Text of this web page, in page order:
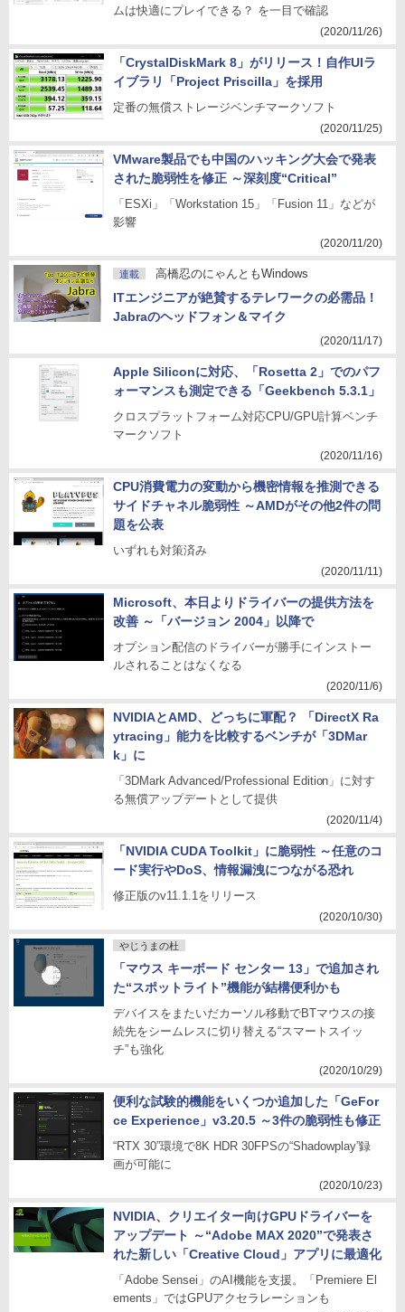
ムは快適にプレイできる？ を一目で確認
(2020/11/26)
「CrystalDiskMark 8」がリリース！自作UIラ
イブラリ「Project Priscilla」を採用
定番の無償ストレージベンチマークソフト
(2020/11/25)
VMware製品でも中国のハッキング大会で発表
された脆弱性を修正 ～深刻度“Critical”
「ESXi」「Workstation 15」「Fusion 11」などが
影響
(2020/11/20)
連載 高橋忍のにゃんともWindows
ITエンジニアが絶賛するテレワークの必需品！
Jabraのヘッドフォン＆マイク
(2020/11/17)
Apple Siliconに対応、「Rosetta 2」でのパフ
ォーマンスも測定できる「Geekbench 5.3.1」
クロスプラットフォーム対応CPU/GPU計算ベンチ
マークソフト
(2020/11/16)
CPU消費電力の変動から機密情報を推測できる
サイドチャネル脆弱性 ～AMDがその他2件の問
題を公表
いずれも対策済み
(2020/11/11)
Microsoft、本日よりドライバーの提供方法を
改善 ～「バージョン 2004」以降で
オプション配信のドライバーが勝手にインストー
ルされることはなくなる
(2020/11/6)
NVIDIAとAMD、どっちに軍配？ 「DirectX Ra
ytracing」能力を比較するベンチが「3DMar
k」に
「3DMark Advanced/Professional Edition」に対す
る無償アップデートとして提供
(2020/11/4)
「NVIDIA CUDA Toolkit」に脆弱性 ～任意のコ
ード実行やDoS、情報漏洩につながる恐れ
修正版のv11.1.1をリリース
(2020/10/30)
やじうまの杜
「マウス キーボード センター 13」で追加され
た“スポットライト”機能が結構便利かも
デバイスをまたいだカーソル移動でBTマウスの接
続先をシームレスに切り替える“スマートスイッ
チ”も強化
(2020/10/29)
便利な試験的機能をいくつか追加した「GeFor
ce Experience」v3.20.5 ～3件の脆弱性も修正
“RTX 30”環境で8K HDR 30FPSの“Shadowplay”録
画が可能に
(2020/10/23)
NVIDIA、クリエイター向けGPUドライバーを
アップデート ～“Adobe MAX 2020”で発表さ
れた新しい「Creative Cloud」アプリに最適化
「Adobe Sensei」のAI機能を支援。「Premiere El
ements」ではGPUアクセラレーションも